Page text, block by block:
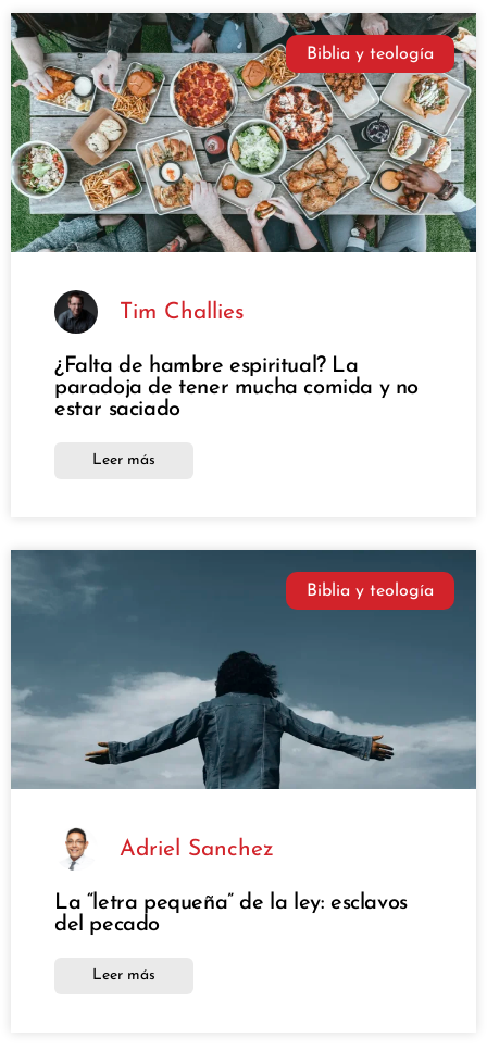
Biblia y teología
Tim Challies
¿Falta de hambre espiritual? La
paradoja de tener mucha comida y no
estar saciado
Leer más
Biblia y teología
Adriel Sanchez
La “letra pequeña” de la ley: esclavos
del pecado
Leer más